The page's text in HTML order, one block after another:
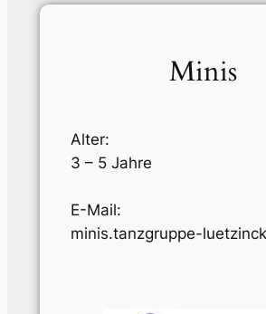
Minis
Alter:
3 – 5 Jahre
E-Mail:
minis.tanzgruppe-